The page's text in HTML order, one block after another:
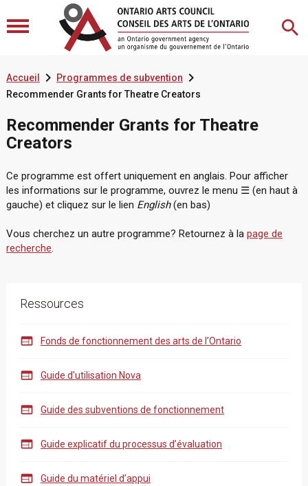
Accueil  Programmes de subvention
Recommender Grants for Theatre Creators
Recommender Grants for Theatre
Creators
Ce programme est offert uniquement en anglais. Pour afficher
les informations sur le programme, ouvrez le menu ☰ (en haut à
gauche) et cliquez sur le lien English(en bas)
Vous cherchez un autre programme? Retournez à la page de
recherche.
Ressources
 Fonds de fonctionnement des arts de l’Ontario
 Guide d'utilisation Nova
 Guide des subventions de fonctionnement
 Guide explicatif du processus d’évaluation
 Guide du matériel d’appui